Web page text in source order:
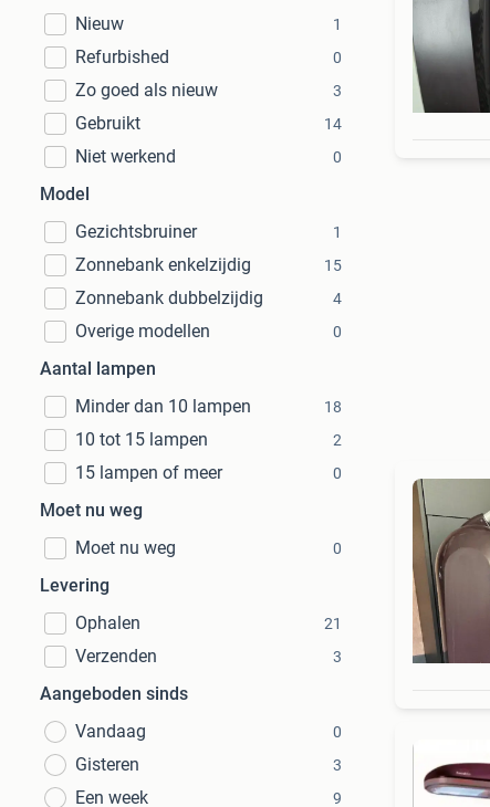
Nieuw
1
Refurbished 0
Zo goed als nieuw 3
Gebruikt 14
Niet werkend 0
Model
Gezichtsbruiner
1
Zonnebank enkelzijdig 15
Zonnebank dubbelzijdig 4
Overige modellen 0
Aantal lampen
Minder dan 10 lampen
18
10 tot 15 lampen 2
15 lampen of meer 0
Moet nu weg
Moet nu weg
0
Levering
Ophalen
21
Verzenden 3
Aangeboden sinds
Vandaag
0
Gisteren 3
Een week 9